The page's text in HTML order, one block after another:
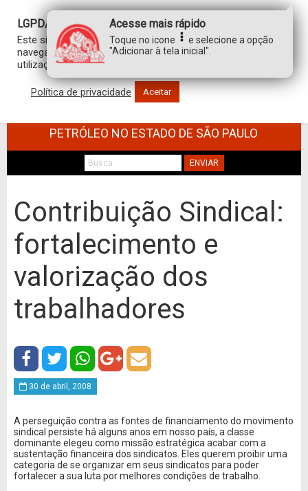
SINDICATO DOS TRABALHADORES NO
PETRÓLEO NO ESTADO DE SÃO PAULO
ENVIAR
Contribuição Sindical:
fortalecimento e
valorização dos
trabalhadores
30 de abril, 2008
A perseguição contra as fontes de financiamento do movimento
sindical persiste há alguns anos em nosso país, a classe
dominante elegeu como missão estratégica acabar com a
sustentação financeira dos sindicatos. Eles querem proibir uma
categoria de se organizar em seus sindicatos para poder
fortalecer a sua luta por melhores condições de trabalho.
LGPD/GDPR
Este site usa cookies para personalizar sua experiência de
navegação. Ao clicar em “aceitar”, você concorda com a
utilização de TODOS os cookies.
Política de privacidade Aceitar
Acesse mais rápido
Toque no icone
e selecione a opção
"Adicionar à tela inicial".